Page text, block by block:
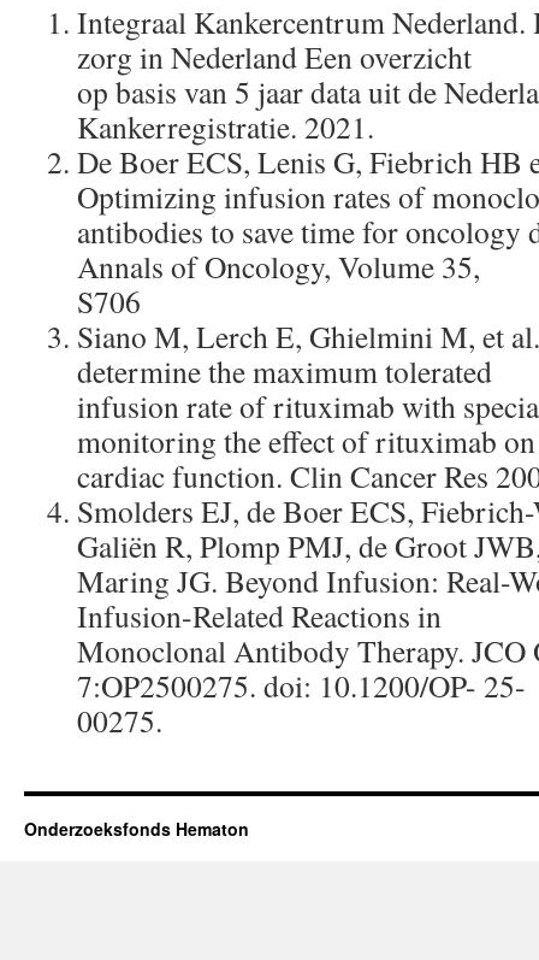
Integraal Kankercentrum
zorg in Nederland Een overzicht
op basis van 5 jaar data uit de
Kankerregistratie. 2021.
De Boer ECS, Lenis G, Fiebrich HB
Optimizing infusion rates of
antibodies to save time for oncology
Annals of Oncology, Volume 35,
S706
Siano M, Lerch E, Ghielmini M, et
determine the maximum tolerated
infusion rate of rituximab with
monitoring the effect of rituximab on
cardiac function. Clin Cancer Res
Smolders EJ, de Boer ECS,
Galiën R, Plomp PMJ, de Groot
Maring JG. Beyond Infusion: Real-
Infusion-Related Reactions in
Monoclonal Antibody Therapy. JCO
7:OP2500275. doi: 10.1200/OP- 25-
00275.
Onderzoeksfonds Hematon